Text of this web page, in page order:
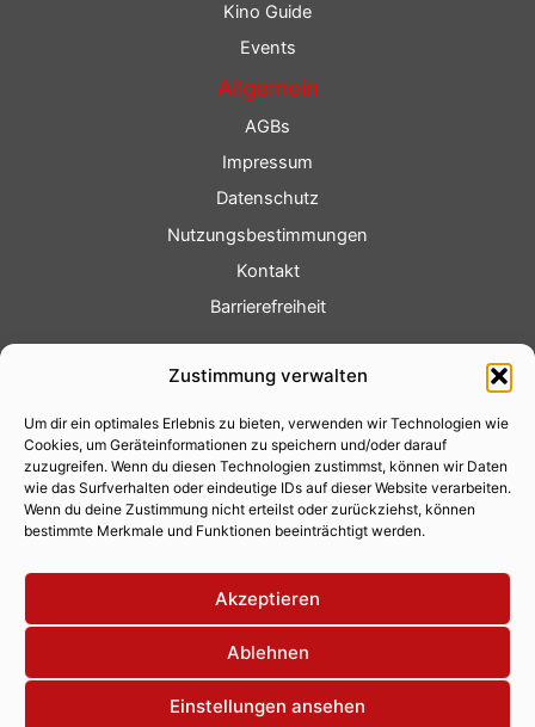
Zustimmung verwalten
Um dir ein optimales Erlebnis zu bieten, verwenden wir Technologien wie
Cookies, um Geräteinformationen zu speichern und/oder darauf
zuzugreifen. Wenn du diesen Technologien zustimmst, können wir Daten
wie das Surfverhalten oder eindeutige IDs auf dieser Website verarbeiten.
Wenn du deine Zustimmung nicht erteilst oder zurückziehst, können
bestimmte Merkmale und Funktionen beeinträchtigt werden.
Akzeptieren
Ablehnen
Einstellungen ansehen
Kino Guide
Events
Allgemein
AGBs
Impressum
Datenschutz
Nutzungsbestimmungen
Kontakt
Barrierefreiheit
Fotoservice
Videoservice
Werbung
Contenterstellung
Lokalnachrichten
Lokalfernsehen
Eventkalender